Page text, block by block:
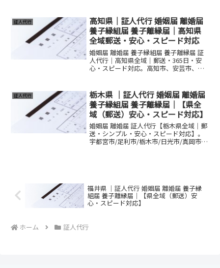
願いする人が居ない方へ、誰にも知られ
ずに行政書士が証人欄への署名を致しま
す。
証人代行
高知県｜証人代行 婚姻届 離婚届
養子縁組届 養子離縁届｜高知県
全域郵送・安心・スピード対応
婚姻届 離婚届 養子縁組届 養子離縁届 証
人代行｜高知県全域｜郵送・365日・安
心・スピード対応。高知市、安芸市、宿
ください。
証人代行
栃木県 ｜証人代行 婚姻届 離婚届
養子縁組届 養子離縁届｜【県全
域（郵送）安心・スピード対応】
婚姻届 離婚届 証人代行【栃木県全域｜郵
送・シンプル・安心・スピード対応】。
宇都宮市/足利市/栃木市/日光市/真岡市
福井県 ｜証人代行 婚姻届 離婚届 養子縁
組届 養子離縁届｜【県全域（郵送）安
心・スピード対応】
ホーム 証人代行